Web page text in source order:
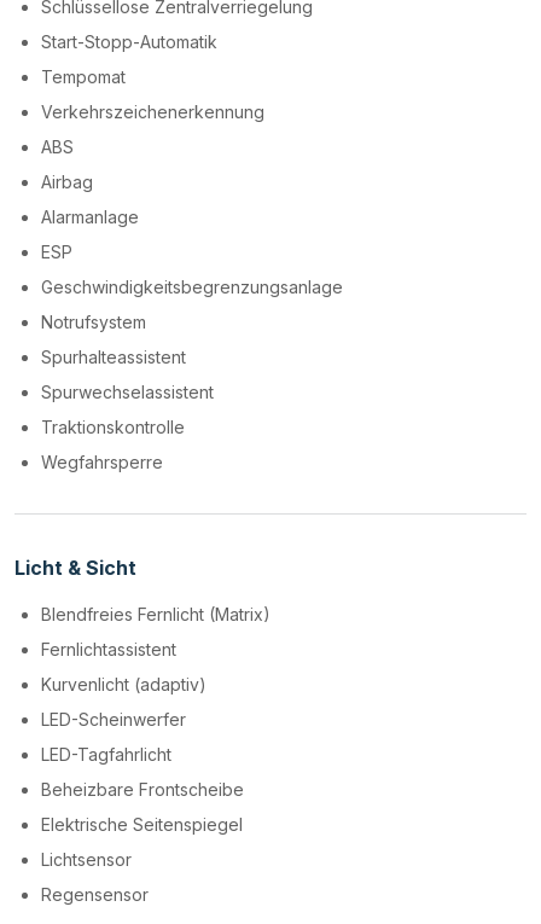
Schlüssellose Zentralverriegelung
Start-Stopp-Automatik
Tempomat
Verkehrszeichenerkennung
ABS
Airbag
Alarmanlage
ESP
Geschwindigkeitsbegrenzungsanlage
Notrufsystem
Spurhalteassistent
Spurwechselassistent
Traktionskontrolle
Wegfahrsperre
Licht & Sicht
Blendfreies Fernlicht (Matrix)
Fernlichtassistent
Kurvenlicht (adaptiv)
LED-Scheinwerfer
LED-Tagfahrlicht
Beheizbare Frontscheibe
Elektrische Seitenspiegel
Lichtsensor
Regensensor